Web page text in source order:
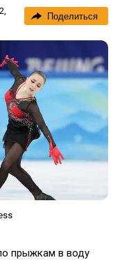
Поделиться
прыжкам в воду